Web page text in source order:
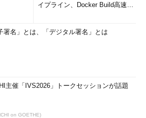
イプライン、Docker Build高速化
署名」とは、「デジタル署名」とは
主催「IVS2026」トークセッションが話題
on GOETHE)